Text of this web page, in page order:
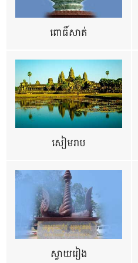
ពោធិ៍សាត់
សៀមរាប
ស្វាយរៀង